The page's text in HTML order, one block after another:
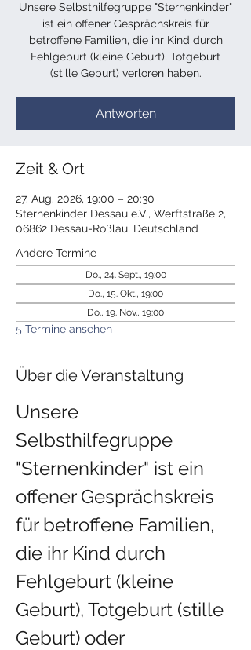
Unsere Selbsthilfegruppe "Sternenkinder"
ist ein offener Gesprächskreis für
betroffene Familien, die ihr Kind durch
Fehlgeburt (kleine Geburt), Totgeburt
(stille Geburt) verloren haben.
Antworten
Zeit & Ort
27. Aug. 2026, 19:00 – 20:30
Sternenkinder Dessau e.V., Werftstraße 2,
06862 Dessau-Roßlau, Deutschland
Andere Termine
Do., 24. Sept., 19:00
Do., 15. Okt., 19:00
Do., 19. Nov., 19:00
5 Termine ansehen
Über die Veranstaltung
Unsere
Selbsthilfegruppe
"Sternenkinder" ist ein
offener Gesprächskreis
für betroffene Familien,
die ihr Kind durch
Fehlgeburt (kleine
Geburt), Totgeburt (stille
Geburt) oder